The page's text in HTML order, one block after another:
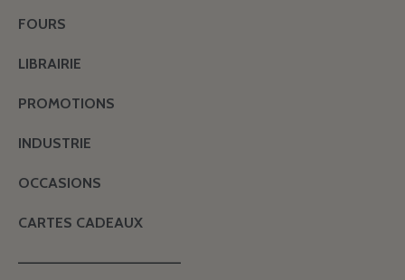
FOURS
LIBRAIRIE
PROMOTIONS
INDUSTRIE
OCCASIONS
CARTES CADEAUX
———————————————